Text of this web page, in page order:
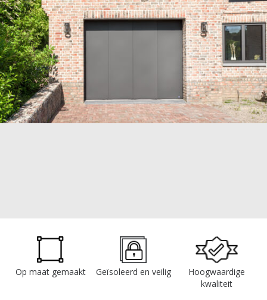
Op maat gemaakt Geïsoleerd en veilig
Hoogwaardige
kwaliteit